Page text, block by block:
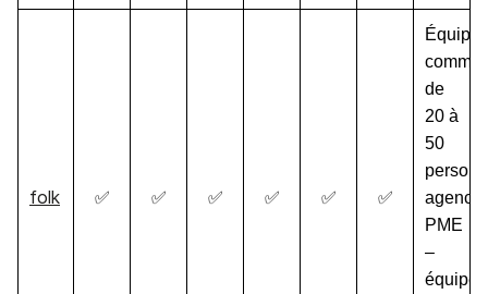
folk ✅ ✅ ✅ ✅ ✅ ✅
Équipes
de
20 à
50
PME
–
équipes